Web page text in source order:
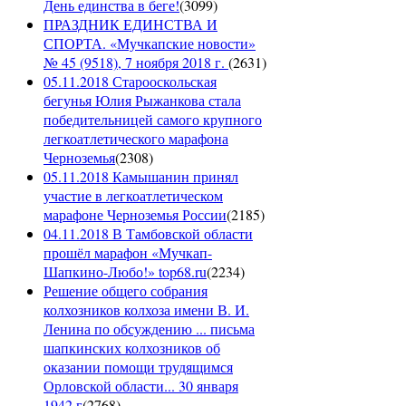
День единства в беге!(3099)
ПРАЗДНИК ЕДИНСТВА И
СПОРТА. «Мучкапские новости»
№ 45 (9518), 7 ноября 2018 г. (2631)
05.11.2018 Старооскольская
бегунья Юлия Рыжанкова стала
победительницей самого крупного
легкоатлетического марафона
Черноземья(2308)
05.11.2018 Камышанин принял
участие в легкоатлетическом
марафоне Черноземья России(2185)
04.11.2018 В Тамбовской области
прошёл марафон «Мучкап-
Шапкино-Любо!» top68.ru(2234)
Решение общего собрания
колхозников колхоза имени В. И.
Ленина по обсуждению ... письма
шапкинских колхозников об
оказании помощи трудящимся
Орловской области... 30 января